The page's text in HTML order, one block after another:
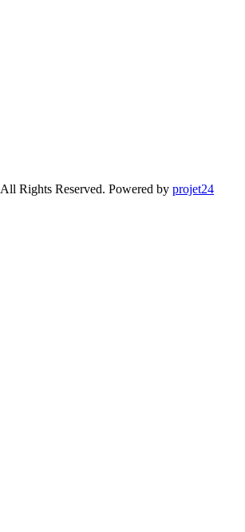
All Rights Reserved. Powered by projet24